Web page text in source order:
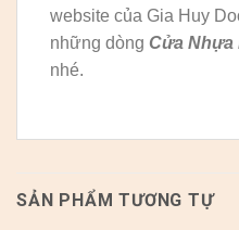
website của Gia Huy
những dòng Cửa Nhựa
nhé.
SẢN PHẨM TƯƠNG TỰ